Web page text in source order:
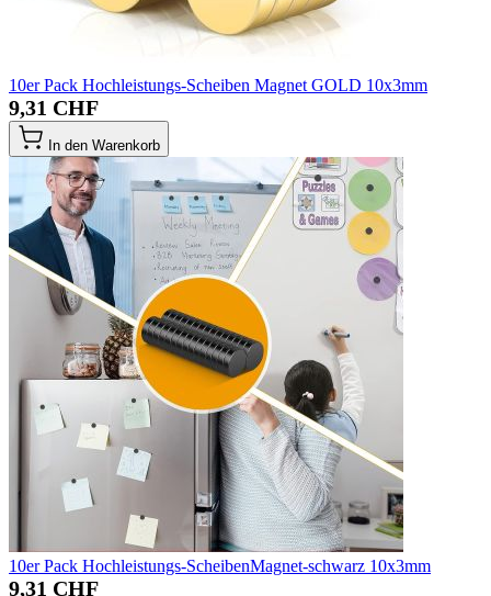
10er Pack Hochleistungs-Scheiben Magnet GOLD 10x3mm
9,31 CHF
In den Warenkorb
10er Pack Hochleistungs-ScheibenMagnet-schwarz 10x3mm
9,31 CHF